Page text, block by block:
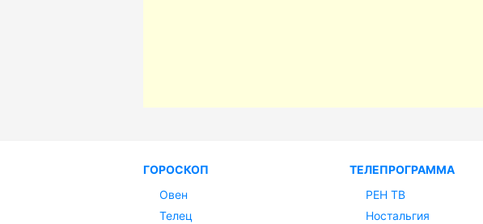
ГОРОСКОП
Овен
Телец
ТЕЛЕПРОГРАММА
РЕН ТВ
Ностальгия